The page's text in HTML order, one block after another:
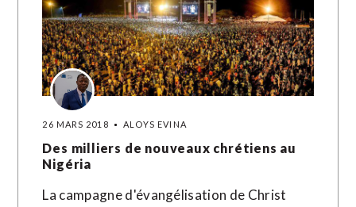
26 MARS 2018 ALOYS EVINA
Des milliers de nouveaux chrétiens au
Nigéria
La campagne d'évangélisation de Christ